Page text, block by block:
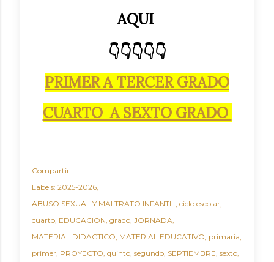
AQUI
👇👇👇👇👇
PRIMER A TERCER GRADO
CUARTO A SEXTO GRADO
Compartir
Labels: 2025-2026
ABUSO SEXUAL Y MALTRATO INFANTIL ciclo escolar
cuarto EDUCACION grado JORNADA
MATERIAL DIDACTICO MATERIAL EDUCATIVO primaria
primer PROYECTO quinto segundo SEPTIEMBRE sexto